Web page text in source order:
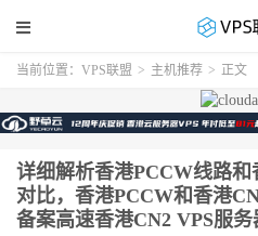
当前位置： VPS联盟 > 主机推荐 > 正文
详细解析香港PCCW线路
对比，香港PCCW和香港
备案高速香港CN2 VPS服务